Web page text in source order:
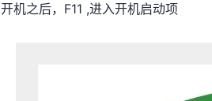
开机之后，F11 ,进入开机启动项